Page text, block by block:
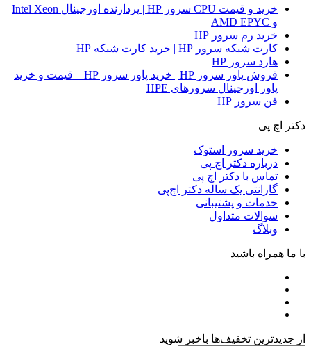
خرید و قیمت CPU سرور HP | پردازنده اورجینال Intel Xeon
و AMD EPYC
خرید رم سرور HP
کارت شبکه سرور HP | خرید کارت شبکه HP
هارد سرور HP
فروش پاور سرور HP | خرید پاور سرور HP – قیمت و خرید
پاور اورجینال سرورهای HPE
فن سرور HP
دکتر اچ پی
خرید سرور استوک
درباره دکتر اچ پی
تماس با دکتر اچ پی
گارانتی یک ساله دکتر اچ‌پی
خدمات و پشتیبانی
سوالات متداول
وبلاگ
با ما همراه باشید
از جدیدترین تخفیف‌ها باخبر شوید